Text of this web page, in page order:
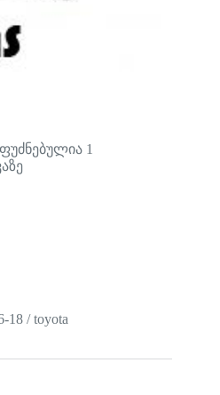
1
/ toyota